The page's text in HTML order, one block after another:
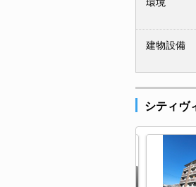
建物設備
シティヴ